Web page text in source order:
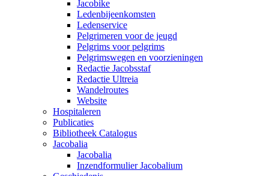
Jacobike
Ledenbijeenkomsten
Ledenservice
Pelgrimeren voor de jeugd
Pelgrims voor pelgrims
Pelgrimswegen en voorzieningen
Redactie Jacobsstaf
Redactie Ultreia
Wandelroutes
Website
Hospitaleren
Publicaties
Bibliotheek Catalogus
Jacobalia
Jacobalia
Inzendformulier Jacobalium